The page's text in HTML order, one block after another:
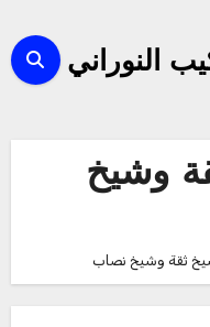
النوراني
وشيخ
ثقة وشيخ نصاب